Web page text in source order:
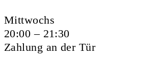
Mittwochs
20:00 – 21:30
Zahlung an der Tür